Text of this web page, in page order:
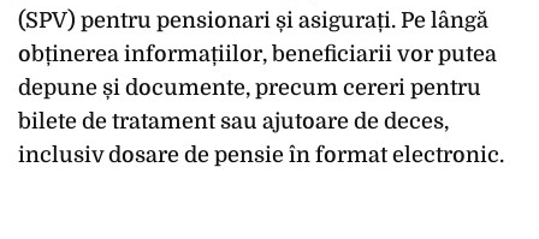
(SPV) pentru pensionari și asigurați. Pe lângă
obținerea informațiilor, beneficiarii vor putea
depune și documente, precum cereri pentru
bilete de tratament sau ajutoare de deces,
inclusiv dosare de pensie în format electronic.